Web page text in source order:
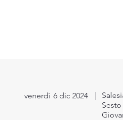
venerdì 6 dic 2024 |
Sesto